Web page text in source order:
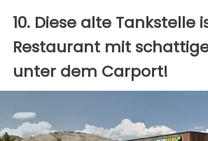
10. Diese alte Tankstelle
Restaurant mit
unter dem Carport!